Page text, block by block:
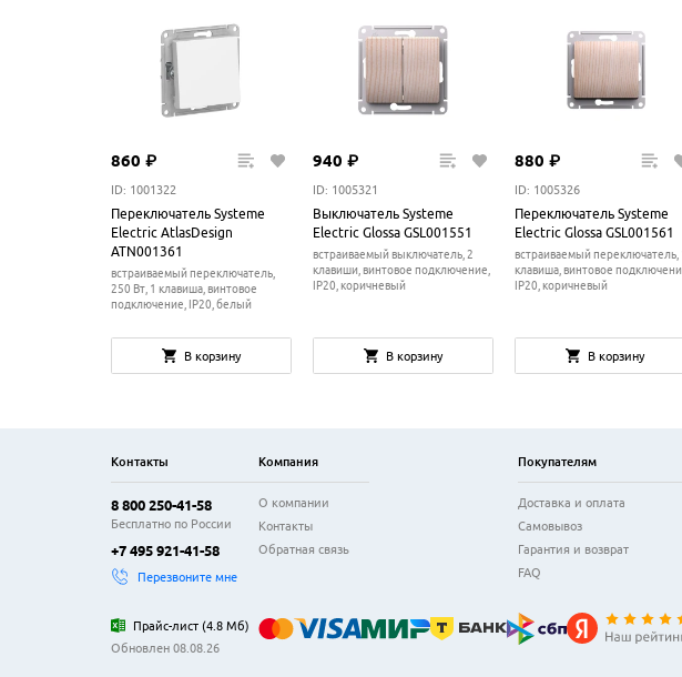
860 ₽
ID: 1001322
Переключатель Systeme
Electric AtlasDesign
ATN001361
встраиваемый переключатель,
250 Вт, 1 клавиша, винтовое
подключение, IP20, белый
В корзину
940 ₽
ID: 1005321
Выключатель Systeme
Electric Glossa GSL001551
встраиваемый выключатель, 2
клавиши, винтовое подключение,
IP20, коричневый
В корзину
880 ₽
ID: 1005326
Переключатель Systeme
Electric Glossa GSL001561
встраиваемый переключатель,
клавиша, винтовое
IP20, коричневый
В корзину
Контакты
8 800 250-41-58
Бесплатно по России
+7 495 921-41-58
Перезвоните мне
Прайс-лист(4.8 Мб)
Обновлен 08.08.26
Компания
О компании
Контакты
Обратная связь
Покупателям
Доставка и оплата
Самовывоз
Гарантия и возврат
FAQ